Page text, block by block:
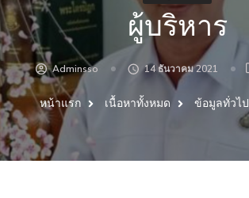
ผู้บริหาร
Adminsso 14 ธันวาคม 2021
หน้าแรก เนื้อหาทั้งหมด ข้อมูลทั่วไป